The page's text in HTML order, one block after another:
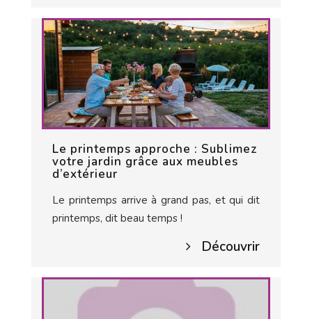
Le printemps approche : Sublimez
votre jardin grâce aux meubles
d’extérieur
Le printemps arrive à grand pas, et qui dit
printemps, dit beau temps !
Découvrir